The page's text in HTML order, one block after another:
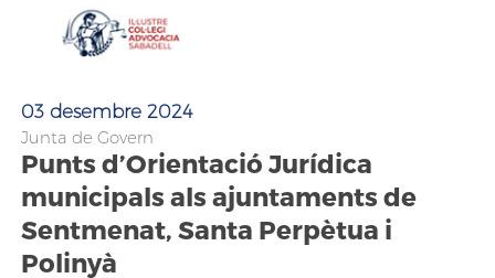
03 desembre 2024
Junta de Govern
Punts d’Orientació Jurídica
municipals als ajuntaments de
Sentmenat, Santa Perpètua i
Polinyà